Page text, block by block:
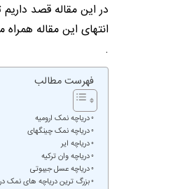
در این مقاله قصد
انتهای این مقاله همراه
.
فهرست مطالب
دریاچه نمک ارومیه
دریاچه نمک چینگهای
دریاچه ایر
دریاچه وان ترکیه
دریاچه عسل جیبوتی
بزرگ ترین دریاچه های نمک